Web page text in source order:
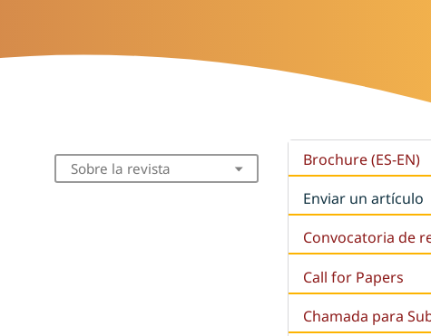
Sobre la revista
Brochure (ES-EN)
Enviar un artículo
Convocatoria de
Call for Papers
Chamada para